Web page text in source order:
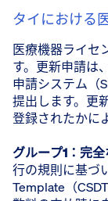
タイにおける
医療機器ライセ
す。更新申請は
申請システム（
提出します。更
登録されたかに
グループ1：完
行の規則に基づ
Template（